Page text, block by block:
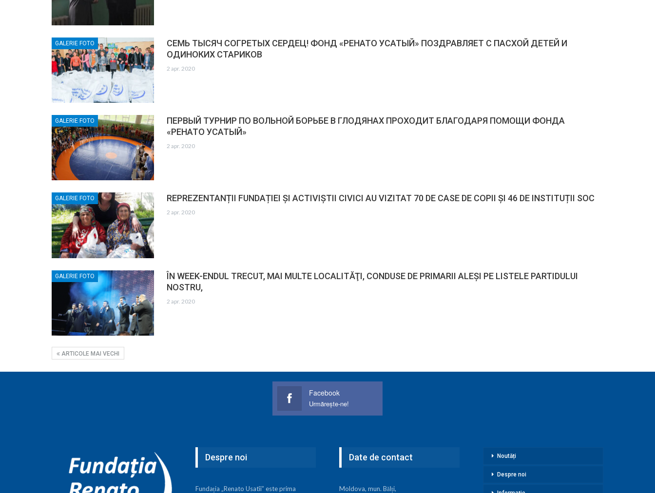
GALERIE FOTO
СЕМЬ ТЫСЯЧ СОГРЕТЫХ СЕРДЕЦ! ФОНД «РЕНАТО УСАТЫЙ» ПОЗДРАВЛЯЕТ С ПАСХОЙ ДЕТЕЙ И
ОДИНОКИХ СТАРИКОВ
2 apr. 2020
GALERIE FOTO
ПЕРВЫЙ ТУРНИР ПО ВОЛЬНОЙ БОРЬБЕ В ГЛОДЯНАХ ПРОХОДИТ БЛАГОДАРЯ ПОМОЩИ ФОНДА
«РЕНАТО УСАТЫЙ»
2 apr. 2020
GALERIE FOTO REPREZENTANȚII FUNDAȚIEI ȘI ACTIVIȘTII CIVICI AU VIZITAT 70 DE CASE DE COPII ȘI 46 DE INSTITUȚII SOC
2 apr. 2020
GALERIE FOTO
ÎN WEEK-ENDUL TRECUT, MAI MULTE LOCALITĂŢI, CONDUSE DE PRIMARII ALEŞI PE LISTELE PARTIDULUI
NOSTRU,
2 apr. 2020
ARTICOLE MAI VECHI
Facebook
Urmărește-ne!
Despre noi
Fundația „Renato Usatîi” este prima
Date de contact
Moldova, mun. Bălți,
Noutăți
Despre noi